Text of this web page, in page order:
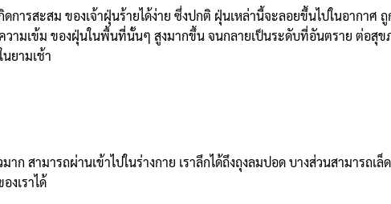
ารสะสม ของเจ้าฝุ่นร้ายได้ง่าย ซึ่งปกติ ฝุ่นเหล่านี้จะลอยขึ้นไปในอากาศ
ามเข้ม ของฝุ่นในพื้นที่นั้นๆ สูงมากขึ้น จนกลายเป็นระดับที่อันตราย ต่อสุข
ยามเช้า
ก สามารถผ่านเข้าไปในร่างกาย เราลึกได้ถึงถุงลมปอด บางส่วนสามารถเ
งเราได้